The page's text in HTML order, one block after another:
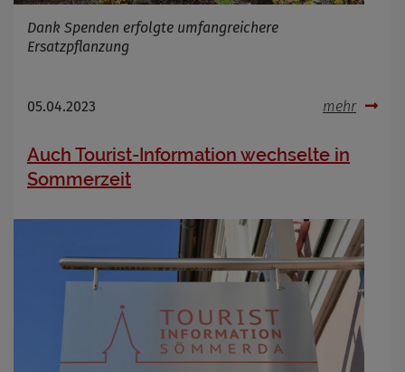
Dank Spenden erfolgte umfangreichere
Ersatzpflanzung
05.04.2023 mehr
Auch Tourist-Information wechselte in
Sommerzeit